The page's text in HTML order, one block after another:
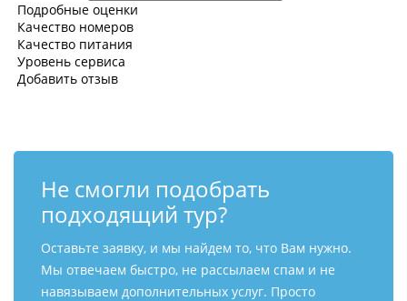
Подробные оценки
Качество номеров
Качество питания
Уровень сервиса
Добавить отзыв
Не смогли подобрать
подходящий тур?
Оставьте заявку, и мы найдем то, что Вам нужно.
Мы отвечаем быстро, не рассылаем спам и не
навязываем дополнительных услуг. Просто